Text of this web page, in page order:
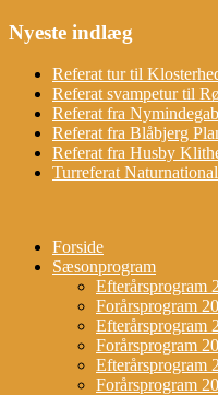
Nyeste indlæg
Referat tur til
Referat svampetur til
Referat fra
Referat fra Blåbjerg
Referat fra Husby
Turreferat
Forside
Sæsonprogram
Efterårsprogram
Forårsprogram
Efterårsprogram
Forårsprogram
Efterårsprogram
Forårsprogram